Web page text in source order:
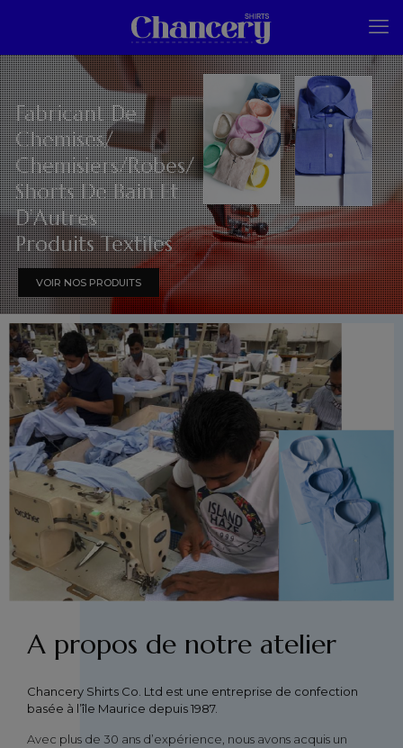
Fabricant De
Chemises/
Chemisiers/Robes/
Shorts De Bain Et
D’Autres
Produits Textiles
VOIR NOS PRODUITS
A propos de notre atelier
Chancery Shirts Co. Ltd est une entreprise de confection
basée à l’île Maurice depuis 1987.
Avec plus de 30 ans d’expérience, nous avons acquis un